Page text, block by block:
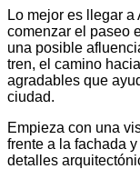
Lo mejor es llegar
comenzar el paseo
una posible
tren, el camino
agradables que
ciudad.
Empieza con una
frente a la fachada
detalles